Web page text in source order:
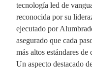
tecnología led de
reconocida por su
ejecutado por
asegurado que cada
más altos estándares
Un aspecto destacado